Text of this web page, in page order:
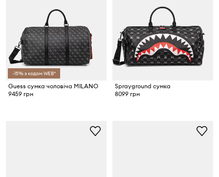
-15% з кодом WEB*
Guess сумка чоловіча MILANO
9459 грн
Sprayground сумка
8099 грн